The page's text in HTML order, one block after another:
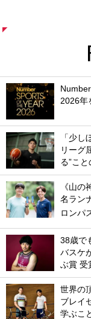
2026年
「少
リーグ
る”こ
《山の
名ラン
ロンパ
38歳で
バスケ
ぶ賞 受
世界の
ブレイ
学ぶこ